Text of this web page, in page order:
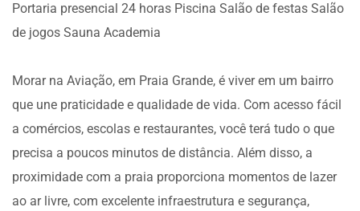
Portaria presencial 24 horas Piscina Salão de festas Salão
de jogos Sauna Academia
Morar na Aviação, em Praia Grande, é viver em um bairro
que une praticidade e qualidade de vida. Com acesso fácil
a comércios, escolas e restaurantes, você terá tudo o que
precisa a poucos minutos de distância. Além disso, a
proximidade com a praia proporciona momentos de lazer
ao ar livre, com excelente infraestrutura e segurança,